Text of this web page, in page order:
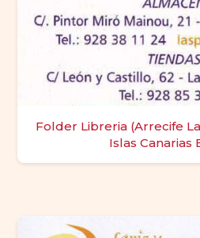
Folder Libreria (Arrecife
Islas Canarias